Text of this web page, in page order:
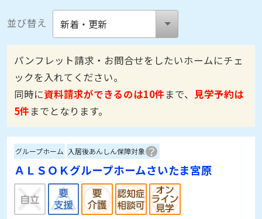
並び替え
パンフレット請求・お問合せをしたいホームにチェ
ックを入れてください。
同時に資料請求ができるのは10件まで、 見学予約は
5件までとなります。
グループホーム 入居後あんしん保障対象
ＡＬＳＯＫグループホームさいたま宮原